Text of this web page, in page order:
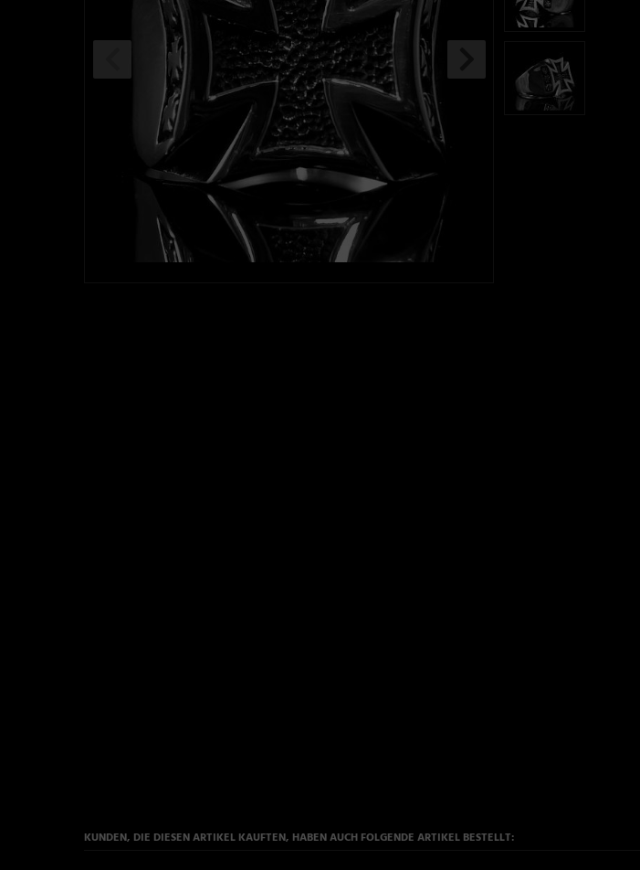
KUNDEN, DIE DIESEN ARTIKEL KAUFTEN, HABEN AUCH FOLGENDE ARTIKEL BESTELLT: